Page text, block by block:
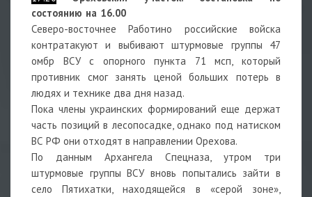
состоянию на 16.00
Северо-восточнее Работино российские войска
контратакуют и выбивают штурмовые группы 47
омбр ВСУ с опорного пункта 71 мсп, который
противник смог занять ценой больших потерь в
людях и технике два дня назад.
Пока члены украинских формирований еще держат
часть позиций в лесопосадке, однако под натиском
ВС РФ они отходят в направлении Орехова.
По данным Архангела Спецназа, утром три
штурмовые группы ВСУ вновь попытались зайти в
село Пятихатки, находящейся в «серой зоне»,